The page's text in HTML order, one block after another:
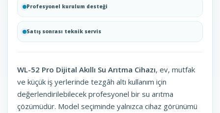
Profesyonel kurulum desteği
Satış sonrası teknik servis
WL-52 Pro Dijital Akıllı Su Arıtma Cihazı, ev, mutfak
ve küçük iş yerlerinde tezgâh altı kullanım için
değerlendirilebilecek profesyonel bir su arıtma
çözümüdür. Model seçiminde yalnızca cihaz görünümü